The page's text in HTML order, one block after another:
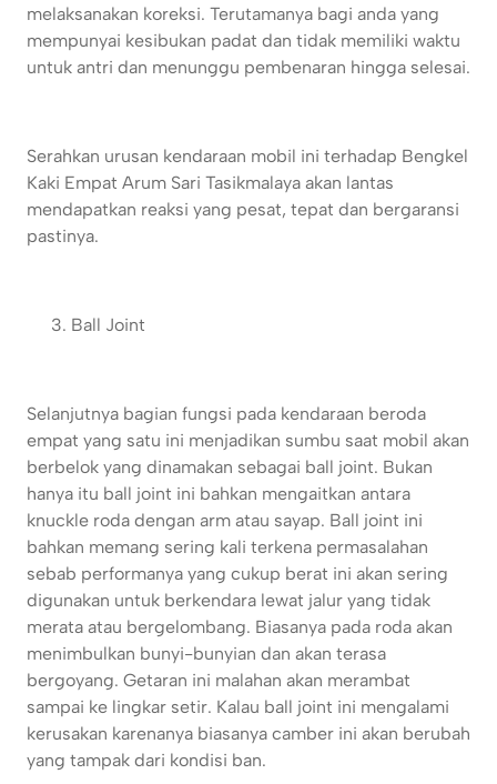
melaksanakan koreksi. Terutamanya bagi anda yang
mempunyai kesibukan padat dan tidak memiliki waktu
untuk antri dan menunggu pembenaran hingga selesai.
Serahkan urusan kendaraan mobil ini terhadap Bengkel
Kaki Empat Arum Sari Tasikmalaya akan lantas
mendapatkan reaksi yang pesat, tepat dan bergaransi
pastinya.
Ball Joint
Selanjutnya bagian fungsi pada kendaraan beroda
empat yang satu ini menjadikan sumbu saat mobil akan
berbelok yang dinamakan sebagai ball joint. Bukan
hanya itu ball joint ini bahkan mengaitkan antara
knuckle roda dengan arm atau sayap. Ball joint ini
bahkan memang sering kali terkena permasalahan
sebab performanya yang cukup berat ini akan sering
digunakan untuk berkendara lewat jalur yang tidak
merata atau bergelombang. Biasanya pada roda akan
menimbulkan bunyi-bunyian dan akan terasa
bergoyang. Getaran ini malahan akan merambat
sampai ke lingkar setir. Kalau ball joint ini mengalami
kerusakan karenanya biasanya camber ini akan berubah
yang tampak dari kondisi ban.